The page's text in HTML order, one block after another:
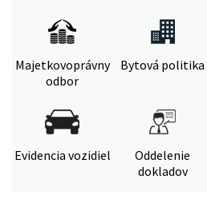
Majetkovoprávny
odbor
Bytová politika
Evidencia vozidiel
Oddelenie
dokladov